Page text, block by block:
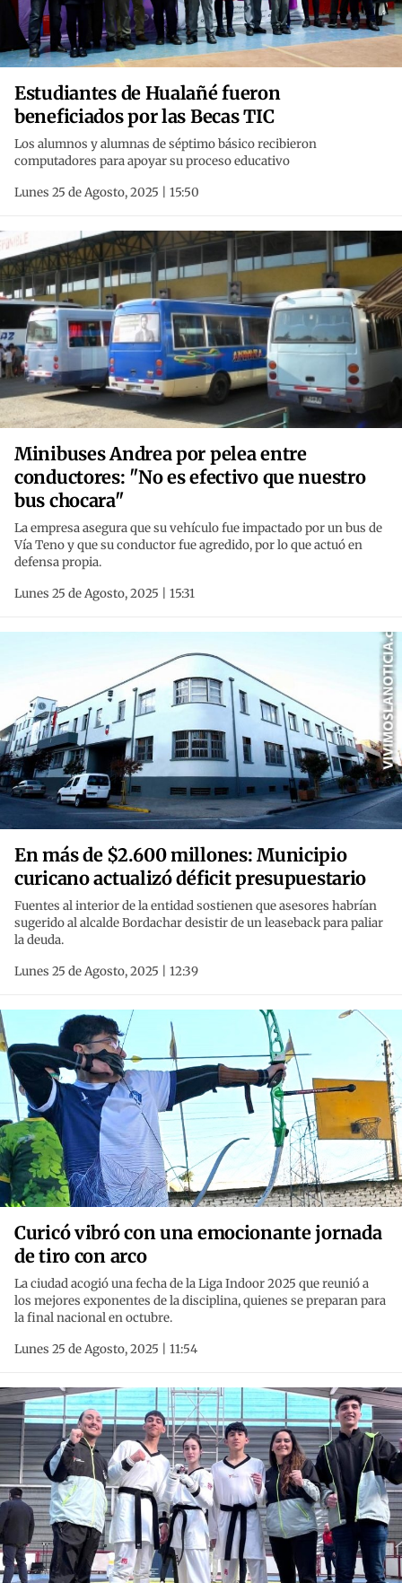
Estudiantes de Hualañé fueron
beneficiados por las Becas TIC
Los alumnos y alumnas de séptimo básico recibieron
computadores para apoyar su proceso educativo
Lunes 25 de Agosto, 2025 | 15:50
Minibuses Andrea por pelea entre
conductores: "No es efectivo que nuestro
bus chocara"
La empresa asegura que su vehículo fue impactado por un bus de
Vía Teno y que su conductor fue agredido, por lo que actuó en
defensa propia.
Lunes 25 de Agosto, 2025 | 15:31
En más de $2.600 millones: Municipio
curicano actualizó déficit presupuestario
Fuentes al interior de la entidad sostienen que asesores habrían
sugerido al alcalde Bordachar desistir de un leaseback para paliar
la deuda.
Lunes 25 de Agosto, 2025 | 12:39
Curicó vibró con una emocionante jornada
de tiro con arco
La ciudad acogió una fecha de la Liga Indoor 2025 que reunió a
los mejores exponentes de la disciplina, quienes se preparan para
la final nacional en octubre.
Lunes 25 de Agosto, 2025 | 11:54